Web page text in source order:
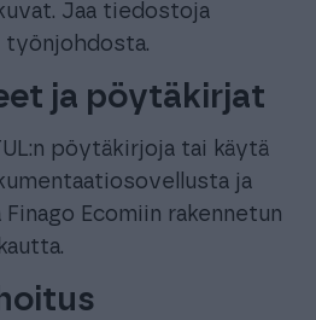
Jaa tiedostoja
työnjohdosta.
ja pöytäkirjat
pöytäkirjoja tai käytä
ja
Finago Ecomiin rakennetun